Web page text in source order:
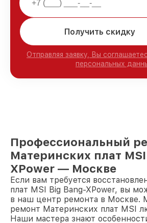
Получить скидку
Отправляя заявку, Вы
персональных
Профессиональный
Материнских плат
XPower — Москве
Если вам требуется
плат MSI Big Bang-XPower, вы
в наш центр ремонта в Москве.
ремонт Материнских плат MSI
Наши мастера знают